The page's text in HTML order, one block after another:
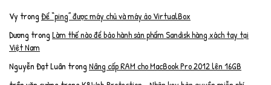
Vy trongĐể “ping” được máy chủ và máy ảo VirtualBox
Dương trongLàm thế nào để bảo hành sản phẩm Sandisk hàng xách tay tại
Việt Nam
Nguyễn Đạt Luân trongNâng cấp RAM cho MacBook Pro 2012 lên 16GB